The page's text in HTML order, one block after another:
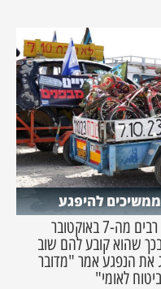
המוסד לביטוח לאומי כופה על נפגעים רבים מה-7 באוקטובר
בכך שהוא קובע להם שוב
את הנפגע אמר "מדובר
לאומי"